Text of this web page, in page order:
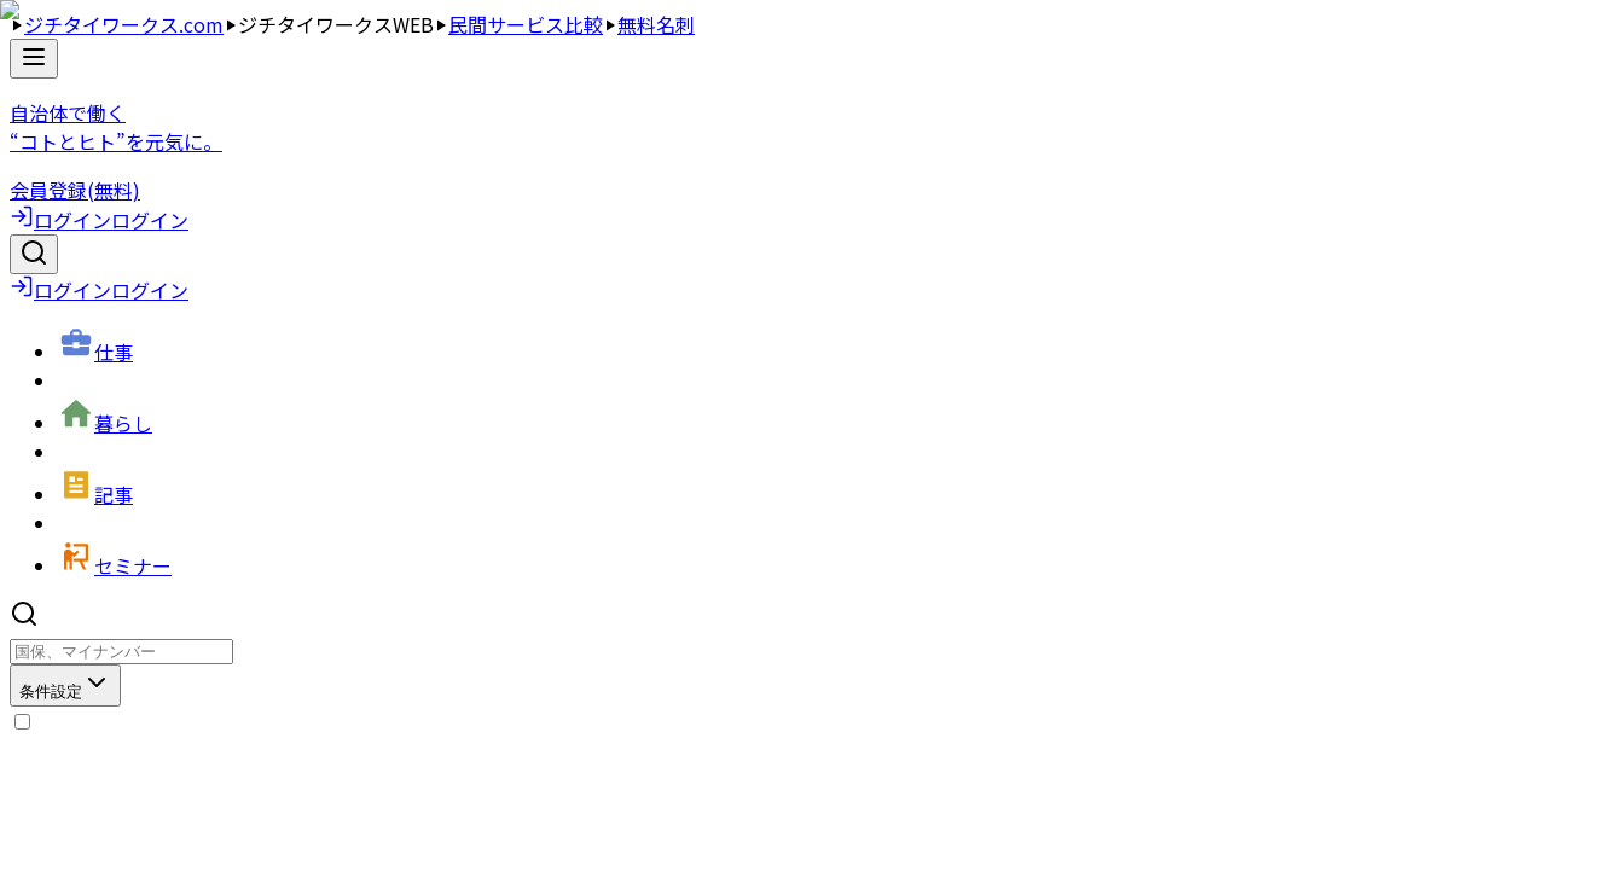
ジチタイワークス.com ジチタイワークスWEB 民間サービス比較 無料名刺
自治体で働く
“コトとヒト”を元気に。
会員登録(無料)
ログインログイン
ログインログイン
仕事
暮らし
記事
セミナー
条件設定